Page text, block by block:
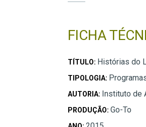
FICHA
TÍTULO: Histórias do
TIPOLOGIA:
AUTORIA: Instituto de
PRODUÇÃO: Go-To